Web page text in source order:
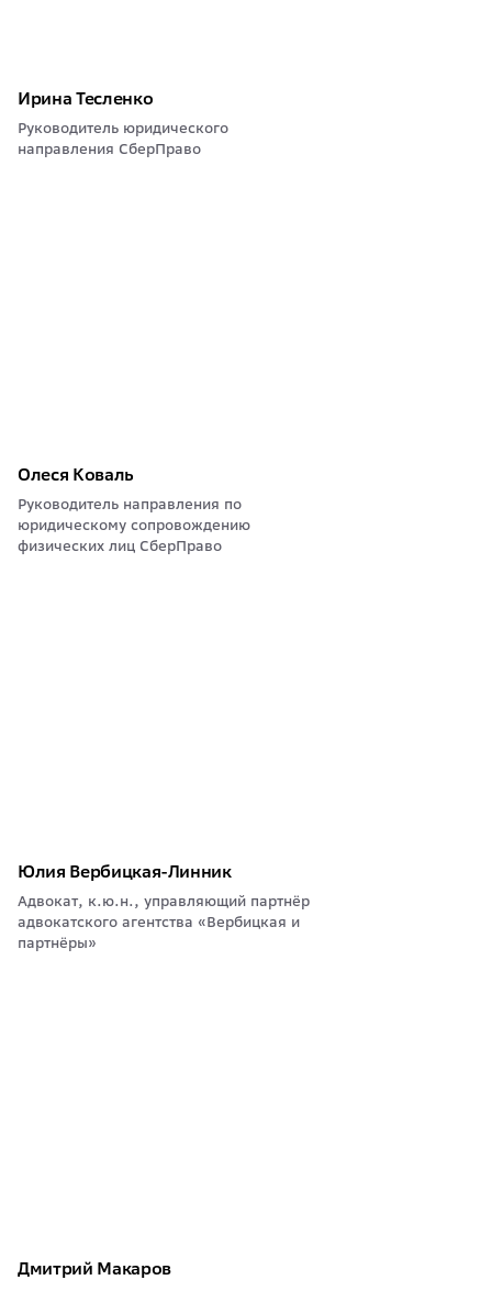
Ирина Тесленко
Руководитель юридического
направления СберПраво
Олеся Коваль
Руководитель направления по
юридическому сопровождению
физических лиц СберПраво
Юлия Вербицкая-Линник
Адвокат, к.ю.н., управляющий партнёр
адвокатского агентства «Вербицкая и
партнёры»
Дмитрий Макаров